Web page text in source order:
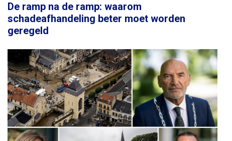
De ramp na de ramp: waarom
schadeafhandeling beter moet worden
geregeld